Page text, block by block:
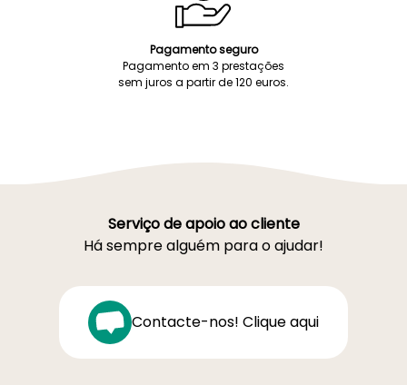
Pagamento seguro
Pagamento em 3 prestações
sem juros a partir de 120 euros.
Serviço de apoio ao cliente
Há sempre alguém para o ajudar!
Contacte-nos! Clique aqui